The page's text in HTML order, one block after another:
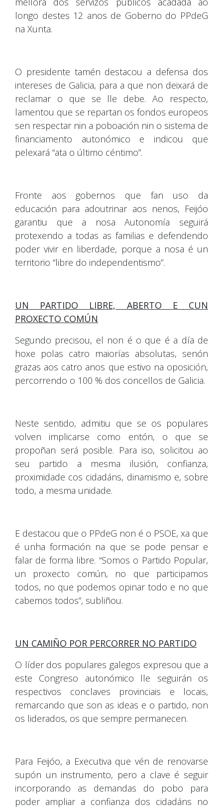
longo destes 12 anos de Goberno do PPdeG
na Xunta.
O presidente tamén destacou a defensa dos
intereses de Galicia, para a que non deixará de
reclamar o que se lle debe. Ao respecto,
lamentou que se repartan os fondos europeos
sen respectar nin a poboación nin o sistema de
financiamento autonómico e indicou que
pelexará “ata o último céntimo”.
Fronte aos gobernos que fan uso da
educación para adoutrinar aos nenos, Feijóo
garantiu que a nosa Autonomía seguirá
protexendo a todas as familias e defendendo
poder vivir en liberdade, porque a nosa é un
territorio “libre do independentismo”.
UN PARTIDO LIBRE, ABERTO E CUN
PROXECTO COMÚN
Segundo precisou, el non é o que é a día de
hoxe polas catro maiorías absolutas, senón
grazas aos catro anos que estivo na oposición,
percorrendo o 100 % dos concellos de Galicia.
Neste sentido, admitiu que se os populares
volven implicarse como entón, o que se
propoñan será posible. Para iso, solicitou ao
seu partido a mesma ilusión, confianza,
proximidade cos cidadáns, dinamismo e, sobre
todo, a mesma unidade.
E destacou que o PPdeG non é o PSOE, xa que
é unha formación na que se pode pensar e
falar de forma libre. “Somos o Partido Popular,
un proxecto común, no que participamos
todos, no que podemos opinar todo e no que
cabemos todos”, subliñou.
UN CAMIÑO POR PERCORRER NO PARTIDO
O líder dos populares galegos expresou que a
este Congreso autonómico lle seguirán os
respectivos conclaves provinciais e locais,
remarcando que son as ideas e o partido, non
os liderados, os que sempre permanecen.
Para Feijóo, a Executiva que vén de renovarse
supón un instrumento, pero a clave é seguir
incorporando as demandas do pobo para
poder ampliar a confianza dos cidadáns no